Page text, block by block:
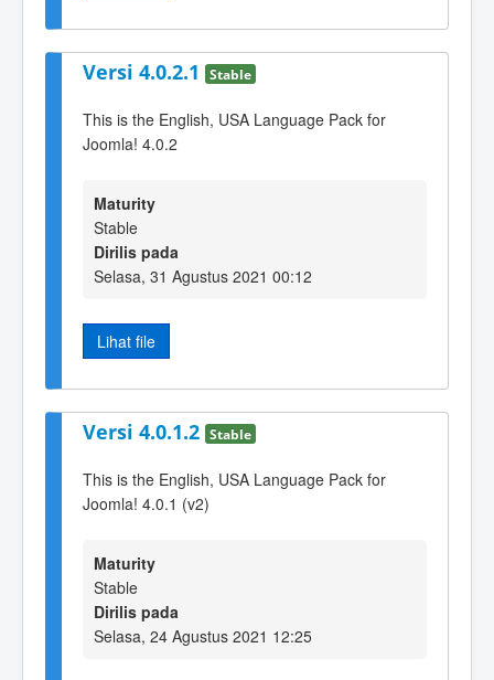
Versi 4.0.2.1 Stable
This is the English, USA Language Pack for
Joomla! 4.0.2
Maturity
Stable
Dirilis pada
Selasa, 31 Agustus 2021 00:12
Lihat file
Versi 4.0.1.2 Stable
This is the English, USA Language Pack for
Joomla! 4.0.1 (v2)
Maturity
Stable
Dirilis pada
Selasa, 24 Agustus 2021 12:25